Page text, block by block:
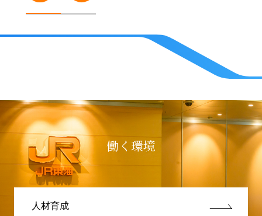
働く環境
人材育成